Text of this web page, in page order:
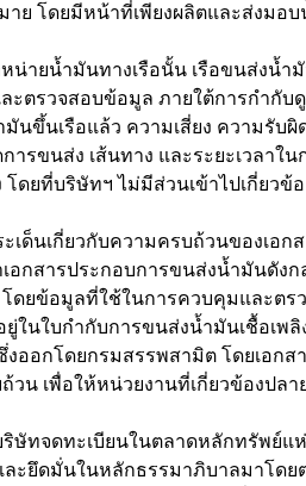
าย โดยมีหน้าที่เพียงผลิตและส่งมอ
น่ายน้ำมันทางเรือนั้น เรือขนส่งน้
ะตรวจสอบข้อมูล ภายใต้การกำกับ
มันขึ้นเรือแล้ว ความเสี่ยง ความรับ
ารขนส่ง เส้นทาง และระยะเวลาใ
โดยที่บริษัทฯ ไม่มีส่วนเข้าไปเกี่ยวข้อ
เด็นเกี่ยวกับความครบถ้วนของเอ
เอกสารประกอบการขนส่งน้ำมันดั
โดยข้อมูลที่ใช้ในการควบคุมและต
ในใบกำกับการขนส่งน้ำมันเชื้อเพ
งออกโดยกรมสรรพสามิต โดยเอกส
วน เพื่อให้หน่วยงานที่เกี่ยวข้องปล
ษัทจดทะเบียนในตลาดหลักทรัพย์แ
ละยึดมั่นในหลักธรรมาภิบาลมาโ